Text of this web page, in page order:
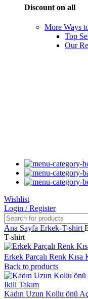
Discount on all
More Ways
Top
Our
Wishlist
Login / Register
Ana Sayfa Erkek-T-shirt
T-shirt
Erkek Parçalı Renk Kısa
Back to products
Kadın Uzun Kollu önü